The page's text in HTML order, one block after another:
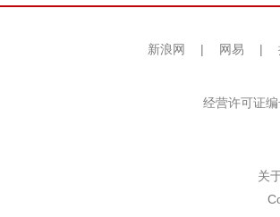
新浪网 | 网易 |
经营许可证
关